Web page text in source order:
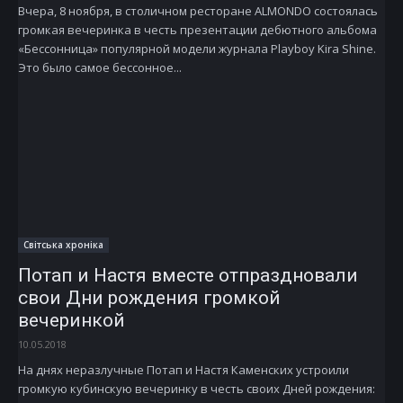
Вчера, 8 ноября, в столичном ресторане ALMONDO состоялась
громкая вечеринка в честь презентации дебютного альбома
«Бессонница» популярной модели журнала Playboy Kira Shine.
Это было самое бессонное...
Світська хроніка
Потап и Настя вместе отпраздновали
свои Дни рождения громкой
вечеринкой
10.05.2018
На днях неразлучные Потап и Настя Каменских устроили
громкую кубинскую вечеринку в честь своих Дней рождения: